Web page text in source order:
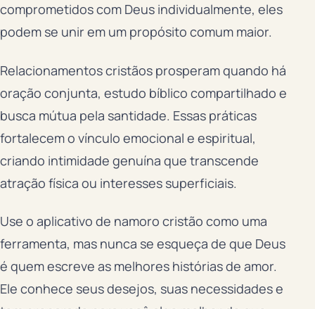
comprometidos com Deus individualmente, eles
podem se unir em um propósito comum maior.
Relacionamentos cristãos prosperam quando há
oração conjunta, estudo bíblico compartilhado e
busca mútua pela santidade. Essas práticas
fortalecem o vínculo emocional e espiritual,
criando intimidade genuína que transcende
atração física ou interesses superficiais.
Use o aplicativo de namoro cristão como uma
ferramenta, mas nunca se esqueça de que Deus
é quem escreve as melhores histórias de amor.
Ele conhece seus desejos, suas necessidades e